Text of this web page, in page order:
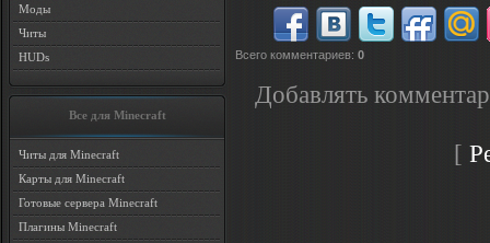
Моды
Читы
HUDs
Все для Minecraft
Читы для Minecraft
Карты для Minecraft
Готовые сервера Minecraft
Плагины Minecraft
Всего комментариев: 0
Добавлять
[